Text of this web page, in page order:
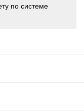
по системе